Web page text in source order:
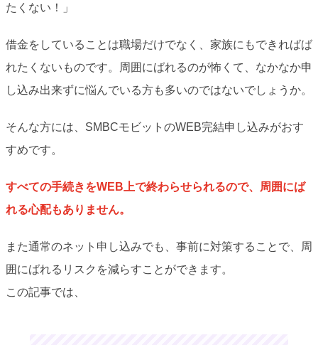
たくない！」
借金をしていることは職場だけでなく、家族にもできればば
れたくないものです。周囲にばれるのが怖くて、なかなか申
し込み出来ずに悩んでいる方も多いのではないでしょうか。
そんな方には、SMBCモビットのWEB完結申し込みがおす
すめです。
すべての手続きをWEB上で終わらせられるので、周囲にば
れる心配もありません。
また通常のネット申し込みでも、事前に対策することで、周
囲にばれるリスクを減らすことができます。
この記事では、